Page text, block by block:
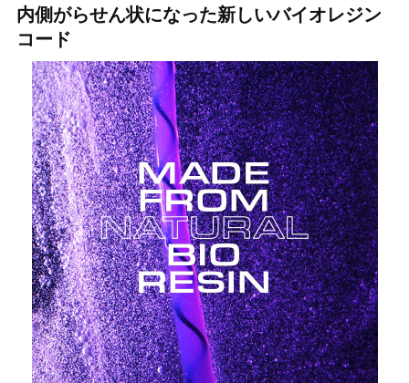
内側がらせん状になった新しいバイオレジン
コード